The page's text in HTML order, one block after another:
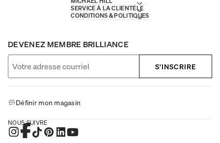
SERVICE À LA CLIENTÈLE
CONDITIONS & POLITIQUES
DEVENEZ MEMBRE BRILLIANCE
S'INSCRIRE
Définir mon magasin
NOUS SUIVRE